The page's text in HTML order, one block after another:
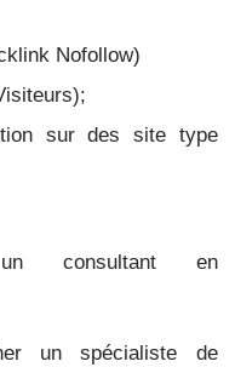
Nofollow)
sur des site type
un consultant en
un spécialiste de